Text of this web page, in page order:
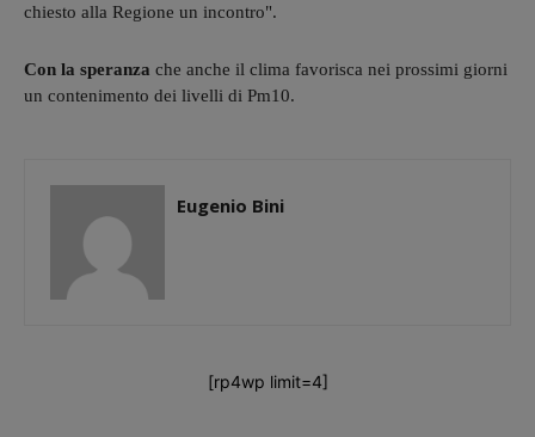
chiesto alla Regione un incontro".
Con la speranza che anche il clima favorisca nei prossimi giorni
un contenimento dei livelli di Pm10.
Eugenio Bini
[rp4wp limit=4]